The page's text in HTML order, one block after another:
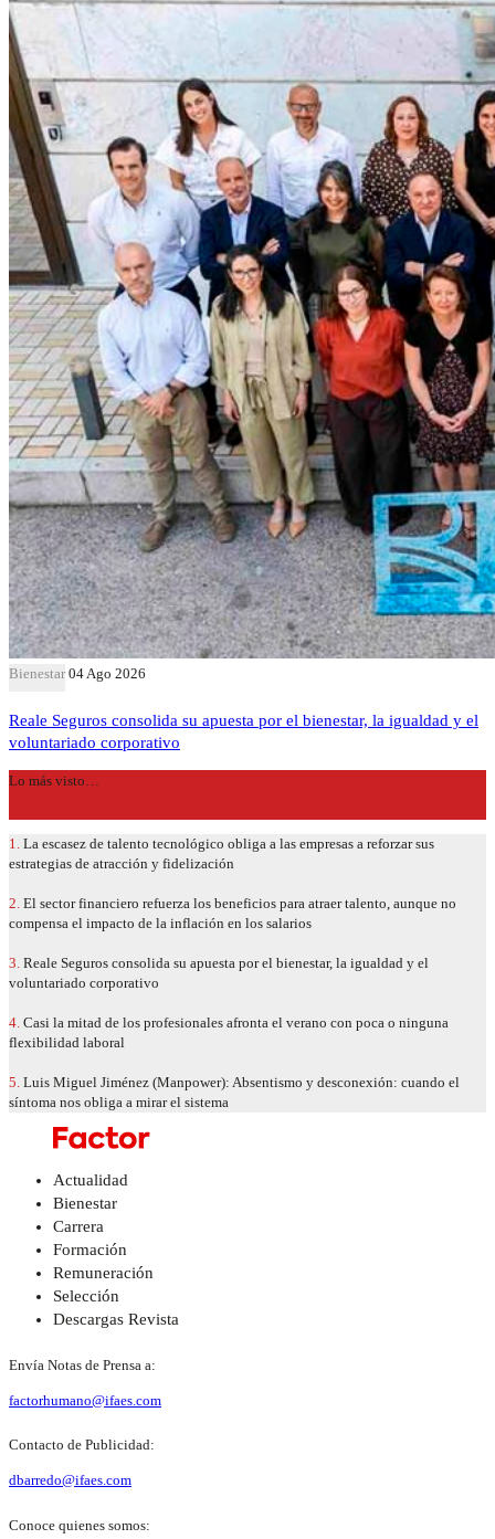
Bienestar 04 Ago 2026
Reale Seguros consolida su apuesta por el bienestar, la igualdad y el
voluntariado corporativo
Lo más visto…
1. La escasez de talento tecnológico obliga a las empresas a reforzar sus
estrategias de atracción y fidelización
2. El sector financiero refuerza los beneficios para atraer talento, aunque no
compensa el impacto de la inflación en los salarios
3. Reale Seguros consolida su apuesta por el bienestar, la igualdad y el
voluntariado corporativo
4. Casi la mitad de los profesionales afronta el verano con poca o ninguna
flexibilidad laboral
5. Luis Miguel Jiménez (Manpower): Absentismo y desconexión: cuando el
síntoma nos obliga a mirar el sistema
Actualidad
Bienestar
Carrera
Formación
Remuneración
Selección
Descargas Revista
Envía Notas de Prensa a:
factorhumano@ifaes.com
Contacto de Publicidad:
dbarredo@ifaes.com
Conoce quienes somos: